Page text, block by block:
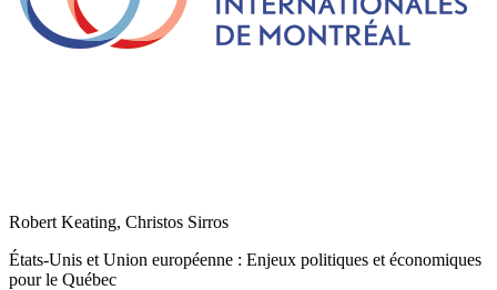
Robert Keating, Christos Sirros
États-Unis et Union européenne : Enjeux politiques et économiques
pour le Québec